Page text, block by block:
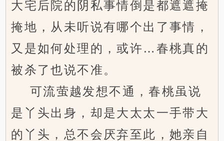
大宅后院的阴私事情倒是都遮遮掩
掩地，从未听说有哪个出了事情，
又是如何处理的，或许…春桃真的
被杀了也说不准。
可流萤越发想不通，春桃虽说
是丫头出身，却是大太太一手带大
的丫头，总不会厌弃至此，她亲自